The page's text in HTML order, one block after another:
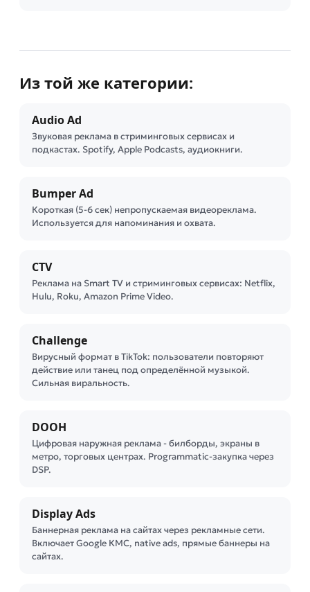
Из той же категории:
Audio Ad
Звуковая реклама в стриминговых сервисах и
подкастах. Spotify, Apple Podcasts, аудиокниги.
Bumper Ad
Короткая (5-6 сек) непропускаемая видеореклама.
Используется для напоминания и охвата.
CTV
Реклама на Smart TV и стриминговых сервисах: Netflix,
Hulu, Roku, Amazon Prime Video.
Challenge
Вирусный формат в TikTok: пользователи повторяют
действие или танец под определённой музыкой.
Сильная виральность.
DOOH
Цифровая наружная реклама - билборды, экраны в
метро, торговых центрах. Programmatic-закупка через
DSP.
Display Ads
Баннерная реклама на сайтах через рекламные сети.
Включает Google КМС, native ads, прямые баннеры на
сайтах.